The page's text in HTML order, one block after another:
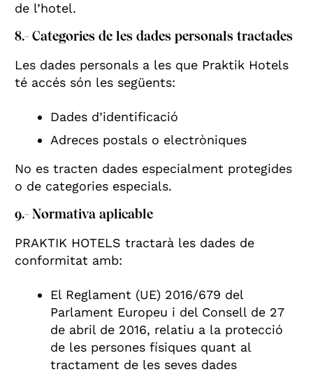
de l’hotel.
8.- Categories de les dades personals tractades
Les dades personals a les que Praktik Hotels
té accés són les següents:
Dades d’identificació
Adreces postals o electròniques
No es tracten dades especialment protegides
o de categories especials.
9.- Normativa aplicable
PRAKTIK HOTELS tractarà les dades de
conformitat amb:
El Reglament (UE) 2016/679 del
Parlament Europeu i del Consell de 27
de abril de 2016, relatiu a la protecció
de les persones físiques quant al
tractament de les seves dades